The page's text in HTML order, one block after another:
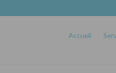
Accueil